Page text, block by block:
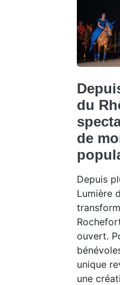
du
de
Depuis
Lumière
ouvert.
unique
une